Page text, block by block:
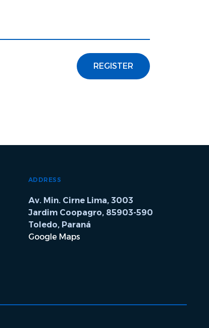
REGISTER
ADDRESS
Av. Min. Cirne Lima, 3003
Jardim Coopagro, 85903-590
Toledo, Paraná
Google Maps